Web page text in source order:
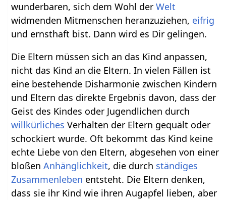
wunderbaren, sich dem Wohl derWelt
widmenden Mitmenschen heranzuziehen, eifrig
und ernsthaft bist. Dann wird es Dir gelingen.
Die Eltern müssen sich an das Kind anpassen,
nicht das Kind an die Eltern. In vielen Fällen ist
eine bestehende Disharmonie zwischen Kindern
und Eltern das direkte Ergebnis davon, dass der
Geist des Kindes oder Jugendlichen durch
willkürliches Verhalten der Eltern gequält oder
schockiert wurde. Oft bekommt das Kind keine
echte Liebe von den Eltern, abgesehen von einer
bloßenAnhänglichkeit, die durch ständiges
Zusammenleben entsteht. Die Eltern denken,
dass sie ihr Kind wie ihren Augapfel lieben, aber